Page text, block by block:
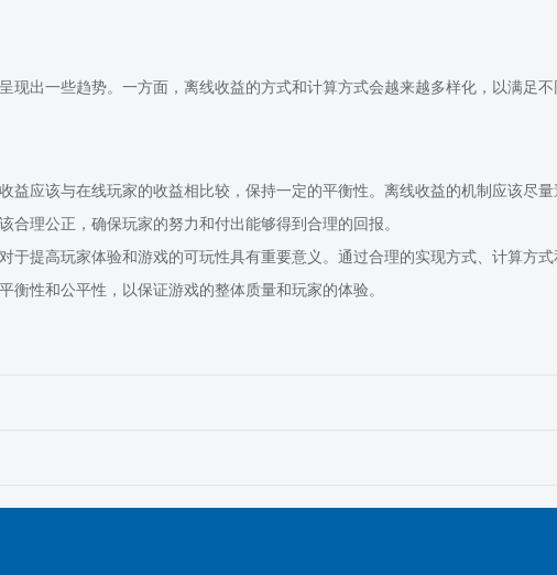
现出一些趋势。一方面，离线收益的方式和计算方式会越来越多样化，以满足
应该与在线玩家的收益相比较，保持一定的平衡性。离线收益的机制应该尽
理公正，确保玩家的努力和付出能够得到合理的回报。
提高玩家体验和游戏的可玩性具有重要意义。通过合理的实现方式、计算方
性和公平性，以保证游戏的整体质量和玩家的体验。